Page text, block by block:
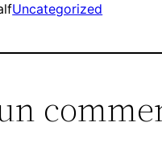
Uncategorized